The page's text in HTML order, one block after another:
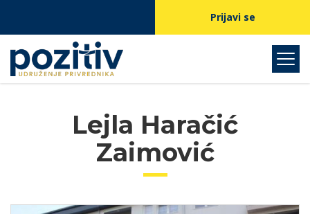
Prijavi se
Lejla Haračić
Zaimović